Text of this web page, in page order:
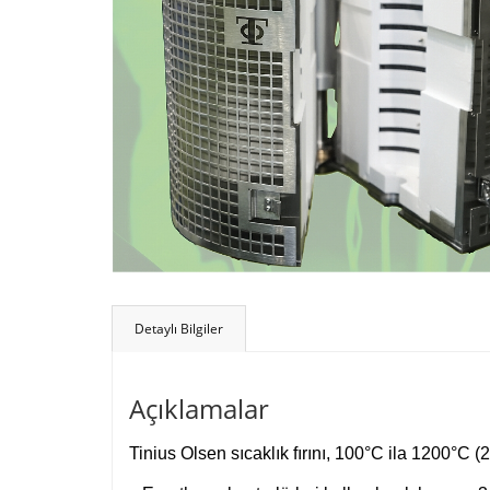
Detaylı Bilgiler
Açıklamalar
Tinius Olsen sıcaklık fırını, 100°C ila